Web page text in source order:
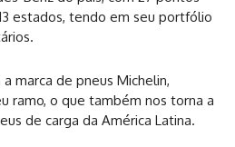
estados, tendo em seu portfólio
marca de pneus Michelin,
ramo, o que também nos torna a
de carga da América Latina.